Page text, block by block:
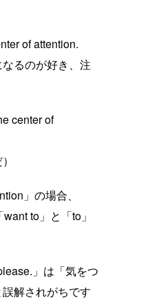
of attention.
なるのが好き、注
center of
」の場合、
to」と「to」
」は「気をつ
解されがちです